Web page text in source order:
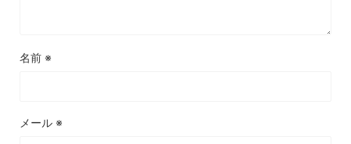
名前 ※
メール ※